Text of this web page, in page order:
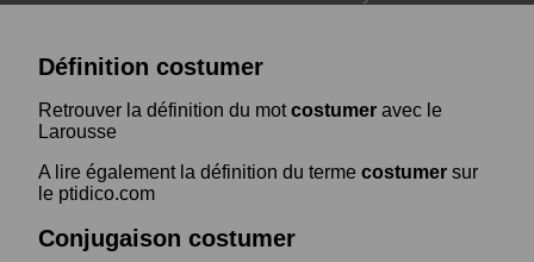
Définition costumer
Retrouver la définition du motcostumer avec le
Larousse
A lire également la définition du terme costumer sur
le ptidico.com
Conjugaison costumer